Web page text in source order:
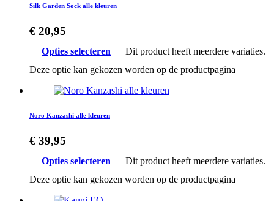
Silk Garden Sock alle kleuren
€ 20,95
Opties selecteren
Dit product heeft meerdere variaties.
Deze optie kan gekozen worden op de productpagina
Noro Kanzashi alle kleuren
€ 39,95
Opties selecteren
Dit product heeft meerdere variaties.
Deze optie kan gekozen worden op de productpagina